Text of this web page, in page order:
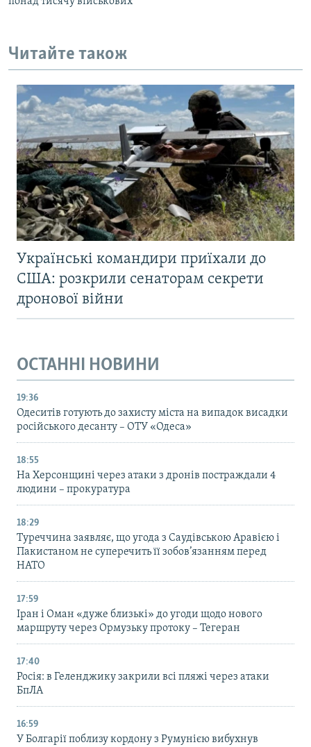
Читайте також
Українські командири приїхали до
США: розкрили сенаторам секрети
дронової війни
ОСТАННІ НОВИНИ
19:36
Одеситів готують до захисту міста на випадок висадки
російського десанту – ОТУ «Одеса»
18:55
На Херсонщині через атаки з дронів постраждали 4
людини – прокуратура
18:29
Туреччина заявляє, що угода з Саудівською Аравією і
Пакистаном не суперечить її зобов’язанням перед
НАТО
17:59
Іран і Оман «дуже близькі» до угоди щодо нового
маршруту через Ормузьку протоку – Тегеран
17:40
Росія: в Геленджику закрили всі пляжі через атаки
БпЛА
16:59
У Болгарії поблизу кордону з Румунією вибухнув